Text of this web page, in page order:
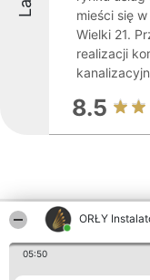
ORŁY
05:50
mieści się
Wielki 21.
realizacji
8.5
Inne firmy